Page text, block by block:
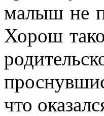
малыш не
Хорош
что